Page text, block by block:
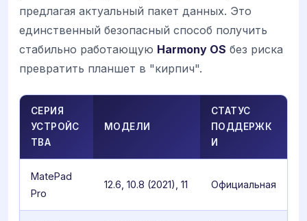
предлагая актуальный пакет данных. Это
единственный безопасный способ получить
стабильно работающую Harmony OS без риска
превратить планшет в "кирпич".
СЕРИЯ
УСТРОЙС
ТВА
МОДЕЛИ
СТАТУС
ПОДДЕРЖК
И
MatePad
Pro
12.6, 10.8 (2021), 11 Официальная